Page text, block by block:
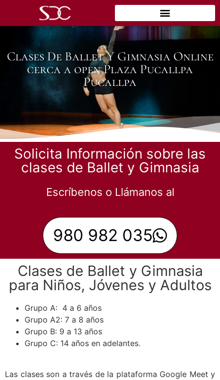
Clases De Ballet Y Gimnasia Online
cerca a open Plaza Pucallpa
Pucallpa
Solicita Información sobre las
clases de Ballet y Gimnasia
Escríbenos o Llámanos al
980 982 035
Clases de Ballet y Gimnasia
para Niños, Jóvenes y Adultos
Grupo A: 4 a 6 años
Grupo A2: 7 a 8 años
Grupo B: 9 a 13 años
Grupo C: 14 años en adelantes.
Las clases son a través de la plataforma Google Meet y